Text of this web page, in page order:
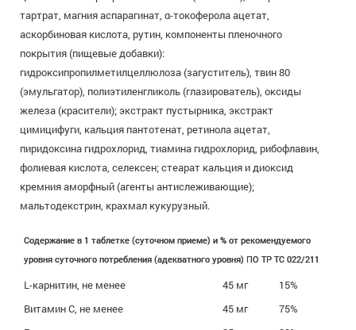
тартрат, магния аспарагинат, α-токоферола ацетат,
аскорбиновая кислота, рутин, компоненты пленочного
покрытия (пищевые добавки):
гидроксипропилметилцеллюлоза (загуститель), твин 80
(эмульгатор), полиэтиленгликоль (глазирователь), оксиды
железа (красители); экстракт пустырника, экстракт
цимицифуги, кальция пантотенат, ретинола ацетат,
пиридоксина гидрохлорид, тиамина гидрохлорид, рибофлавин,
фолиевая кислота, селексен; стеарат кальция и диоксид
кремния аморфный (агенты антислеживающие);
мальтодекстрин, крахмал кукурузный.
Содержание в 1 таблетке (суточном приеме) и % от рекомендуемого
уровня суточного потребления (адекватного уровня) ПО ТР ТС 022/211
L-карнитин, не менее 45 мг
15%
Витамин C, не менее
45 мг
75%